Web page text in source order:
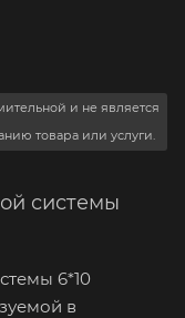
и не является
товара или услуги.
системы
6*10
в